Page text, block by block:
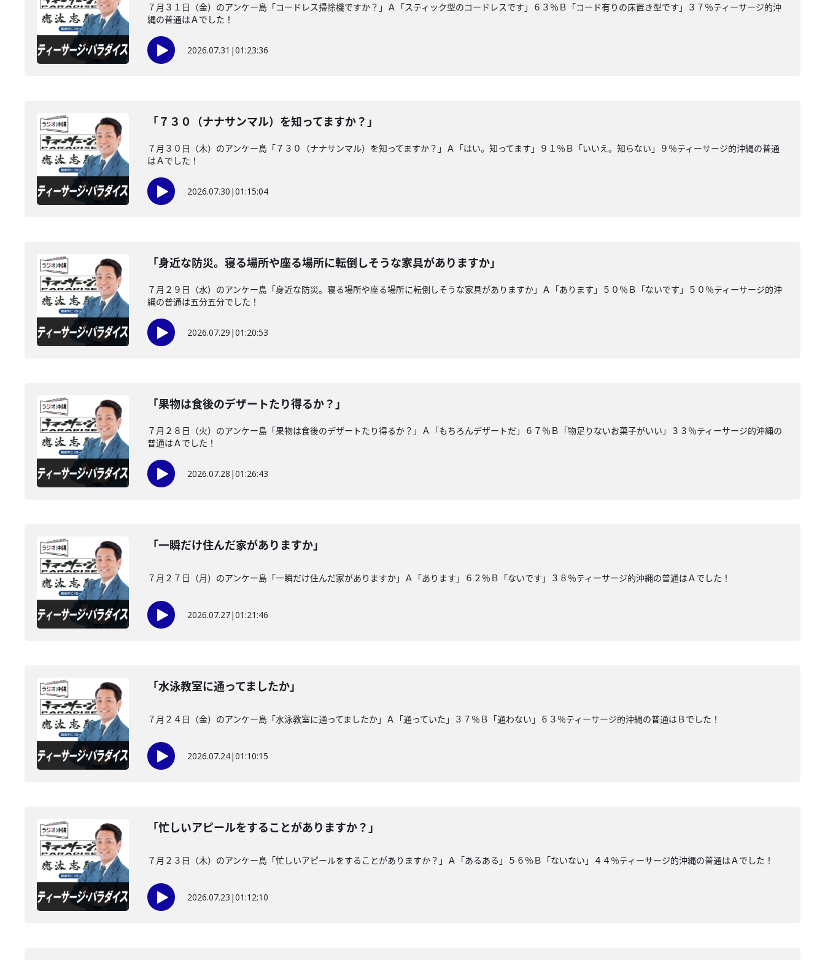
７月３１日（金）のアンケー島「コードレス掃除機ですか？」Ａ「スティック型のコードレスです」６３％Ｂ「コード有りの床置き型です」３７％ティーサージ的沖
縄の普通はＡでした！
2026.07.31 |01:23:36
「７３０（ナナサンマル）を知ってますか？」
７月３０日（木）のアンケー島「７３０（ナナサンマル）を知ってますか？」Ａ「はい。知ってます」９１％Ｂ「いいえ。知らない」９％ティーサージ的沖縄の普通
はＡでした！
2026.07.30 |01:15:04
「身近な防災。寝る場所や座る場所に転倒しそうな家具がありますか」
７月２９日（水）のアンケー島「身近な防災。寝る場所や座る場所に転倒しそうな家具がありますか」Ａ「あります」５０％Ｂ「ないです」５０％ティーサージ的沖
縄の普通は五分五分でした！
2026.07.29 |01:20:53
「果物は食後のデザートたり得るか？」
７月２８日（火）のアンケー島「果物は食後のデザートたり得るか？」Ａ「もちろんデザートだ」６７％Ｂ「物足りないお菓子がいい」３３％ティーサージ的沖縄の
普通はＡでした！
2026.07.28 |01:26:43
「一瞬だけ住んだ家がありますか」
７月２７日（月）のアンケー島「一瞬だけ住んだ家がありますか」Ａ「あります」６２％Ｂ「ないです」３８％ティーサージ的沖縄の普通はＡでした！
2026.07.27|01:21:46
「水泳教室に通ってましたか」
７月２４日（金）のアンケー島「水泳教室に通ってましたか」Ａ「通っていた」３７％Ｂ「通わない」６３％ティーサージ的沖縄の普通はＢでした！
2026.07.24|01:10:15
「忙しいアピールをすることがありますか？」
７月２３日（木）のアンケー島「忙しいアピールをすることがありますか？」Ａ「あるある」５６％Ｂ「ないない」４４％ティーサージ的沖縄の普通はＡでした！
2026.07.23 |01:12:10